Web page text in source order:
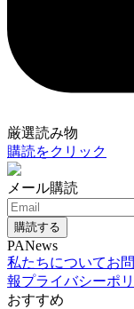
厳選読み物
購読をクリック
メール購読
購読する
PANews
私たちについてお
報プライバシーポ
おすすめ